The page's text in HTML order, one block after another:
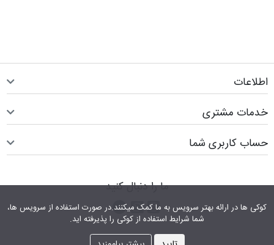
کوکی ها در ارائه بهتر سرویس‎ به ما کمک می‎کنند.در صورت استفاده از سرویس ها،
شما شرایط استفاده از کوکی را پذیرفته اید.
اطلاعات
خدمات مشتری
حساب کاربری شما
ما را دنبال کنید
اینستاگرام
پیام رسان واتس اپ
کانال تلگرام